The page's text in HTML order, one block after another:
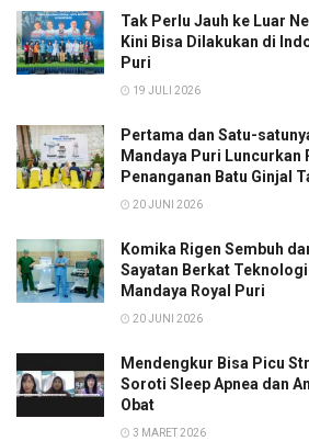
Tak Perlu Jauh ke Luar
Kini Bisa Dilakukan di
Puri
19 JULI 2026
Pertama dan Satu-
Mandaya Puri Luncurkan
Penanganan Batu Ginjal
20 JUNI 2026
Komika Rigen Sembuh
Sayatan Berkat
Mandaya Royal Puri
20 JUNI 2026
Mendengkur Bisa Picu
Soroti Sleep Apnea dan
Obat
3 MARET 2026